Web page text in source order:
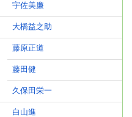
宇佐美廉
大橋益之助
藤原正道
藤田健
久保田栄一
白山進